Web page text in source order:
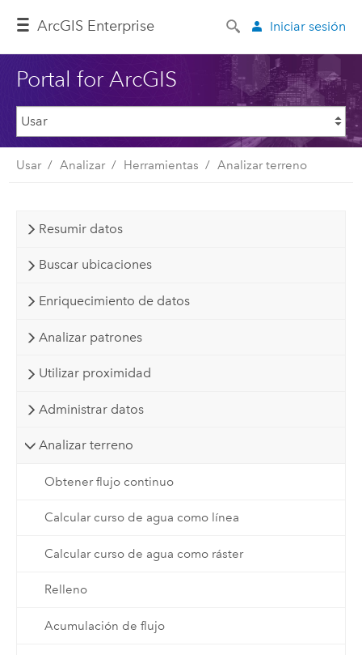
ArcGIS Enterprise Iniciar sesión
Portal for ArcGIS
Usar Analizar Herramientas Analizar terreno
Resumir datos
Buscar ubicaciones
Enriquecimiento de datos
Analizar patrones
Utilizar proximidad
Administrar datos
Analizar terreno
Obtener flujo continuo
Calcular curso de agua como línea
Calcular curso de agua como ráster
Relleno
Acumulación de flujo